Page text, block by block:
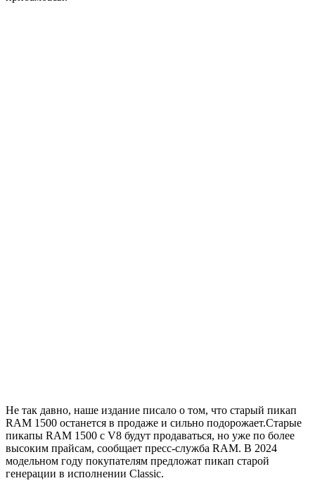
Не так давно, наше издание писало о том, что старый пикап
RAM 1500 останется в продаже и сильно подорожает.Старые
пикапы RAM 1500 с V8 будут продаваться, но уже по более
высоким прайсам, сообщает пресс-служба RAM. В 2024
модельном году покупателям предложат пикап старой
генерации в исполнении Classic.